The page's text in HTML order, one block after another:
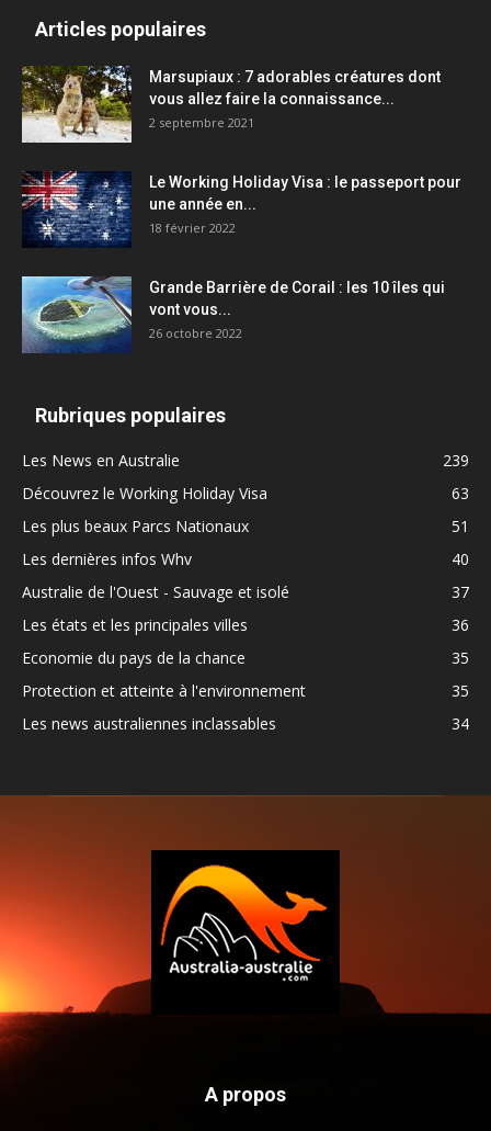
Articles populaires
Marsupiaux : 7 adorables créatures dont
vous allez faire la connaissance...
2 septembre 2021
Le Working Holiday Visa : le passeport pour
une année en...
18 février 2022
Grande Barrière de Corail : les 10 îles qui
vont vous...
26 octobre 2022
Rubriques populaires
Les News en Australie
239
Découvrez le Working Holiday Visa
63
Les plus beaux Parcs Nationaux
51
Les dernières infos Whv
40
Australie de l'Ouest - Sauvage et isolé
37
Les états et les principales villes
36
Economie du pays de la chance
35
Protection et atteinte à l'environnement
35
Les news australiennes inclassables
34
A propos